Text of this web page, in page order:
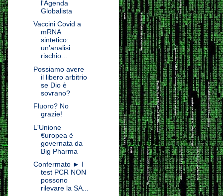
l'Agenda
Globalista
Vaccini Covid a
mRNA
sintetico:
un’analisi
rischio...
Possiamo avere
il libero arbitrio
se Dio è
sovrano?
Fluoro? No
grazie!
L'Unione
€uropea è
governata da
Big Pharma
Confermato ► I
test PCR NON
possono
rilevare la SA...